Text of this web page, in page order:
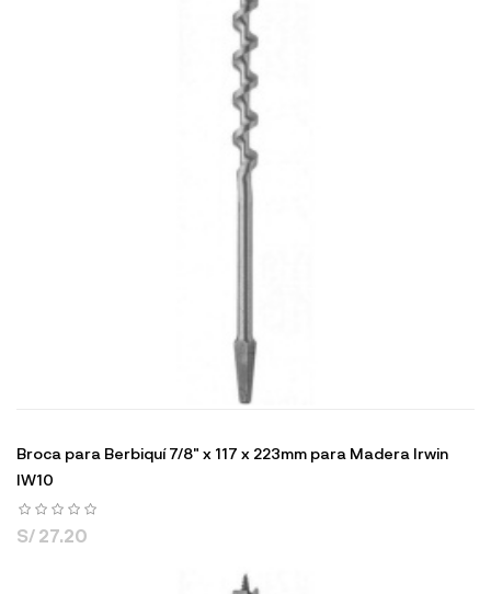
Broca para Berbiquí 7/8" x 117 x 223mm para Madera Irwin
IW10
S/ 27.20